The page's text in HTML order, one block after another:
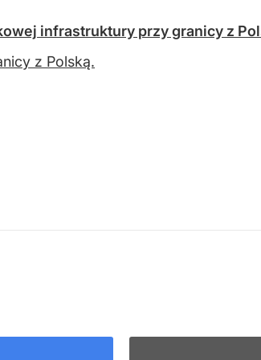
infrastruktury przy granicy z
z Polską.